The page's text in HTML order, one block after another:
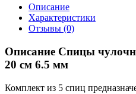
Описание
Характеристики
Отзывы (0)
Описание Спицы
20 см 6.5 мм
Комплект из 5 спиц